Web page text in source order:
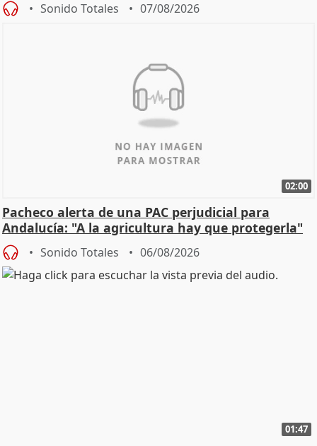
Sonido Totales 07/08/2026
02:00
Pacheco alerta de una PAC perjudicial para
Andalucía: "A la agricultura hay que protegerla"
Sonido Totales 06/08/2026
01:47